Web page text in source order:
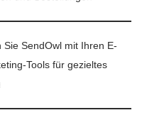
Sie SendOwl mit Ihren E-
Tools für gezieltes